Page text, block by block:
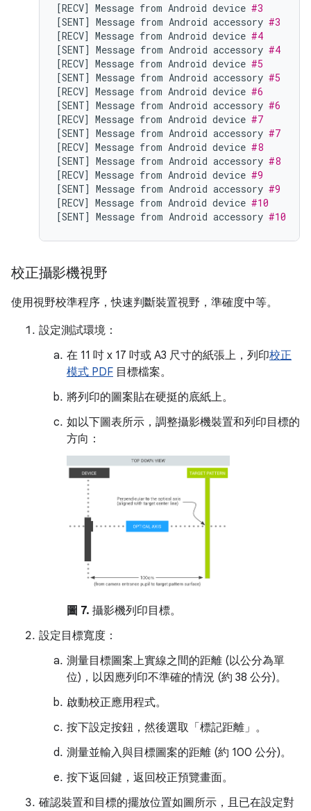
[RECV] Message from Android device #3
[SENT] Message from Android accessory #3
[RECV] Message from Android device #4
[SENT] Message from Android accessory #4
[RECV] Message from Android device #5
[SENT] Message from Android accessory #5
[RECV] Message from Android device #6
[SENT] Message from Android accessory #6
[RECV] Message from Android device #7
[SENT] Message from Android accessory #7
[RECV] Message from Android device #8
[SENT] Message from Android accessory #8
[RECV] Message from Android device #9
[SENT] Message from Android accessory #9
[RECV] Message from Android device #10
[SENT] Message from Android accessory #10
校正攝影機視野
使用視野校準程序，快速判斷裝置視野，準確度中等。
設定測試環境：
在 11 吋 x 17 吋或 A3 尺寸的紙張上，列印校正
模式 PDF 目標檔案。
將列印的圖案貼在硬挺的底紙上。
如以下圖表所示，調整攝影機裝置和列印目標的
方向：
圖 7. 攝影機列印目標。
設定目標寬度：
測量目標圖案上實線之間的距離 (以公分為單
位)，以因應列印不準確的情況 (約 38 公分)。
啟動校正應用程式。
按下設定按鈕，然後選取「標記距離」 。
測量並輸入與目標圖案的距離 (約 100 公分)。
按下返回鍵，返回校正預覽畫面。
確認裝置和目標的擺放位置如圖所示，且已在設定對